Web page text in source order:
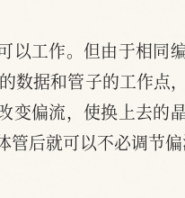
以工作。但由于相同
数据和管子的工作点
变偏流，使换上去的
后就可以不必调节偏